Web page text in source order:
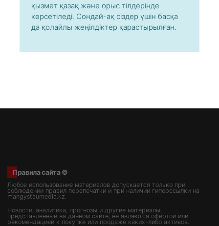
қызмет қазақ және орыс тілдерінде
көрсетіледі. Сондай-ақ сіздер үшін басқа
да қолайлы жеңілдіктер қарастырылған.
Правила сайта ©
Любое использование материалов допускается только при
соблюдении правил перепечатки и при наличии гиперссылки на
mangystaumedia.kz.
Новости, аналитика, прогнозы и другие материалы,
представленные на данном сайте, не являются офертой или
рекомендацией к покупке или продаже каких-либо активов.